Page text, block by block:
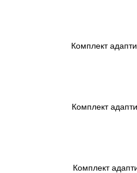
Комплект
Комплект
Комплект